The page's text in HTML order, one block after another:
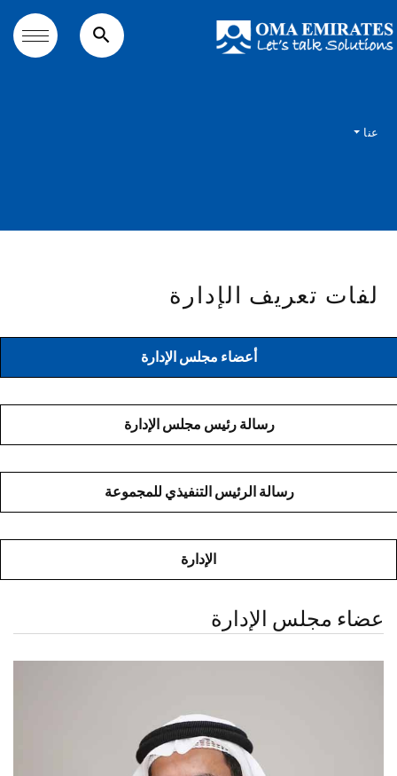
search
عنا
لفات تعريف الإدارة
أعضاء مجلس الإدارة
رسالة رئيس مجلس الإدارة
رسالة الرئيس التنفيذي للمجموعة
الإدارة
عضاء مجلس الإدارة